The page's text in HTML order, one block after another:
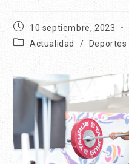
10 septiembre, 2023
Actualidad
/ Deportes